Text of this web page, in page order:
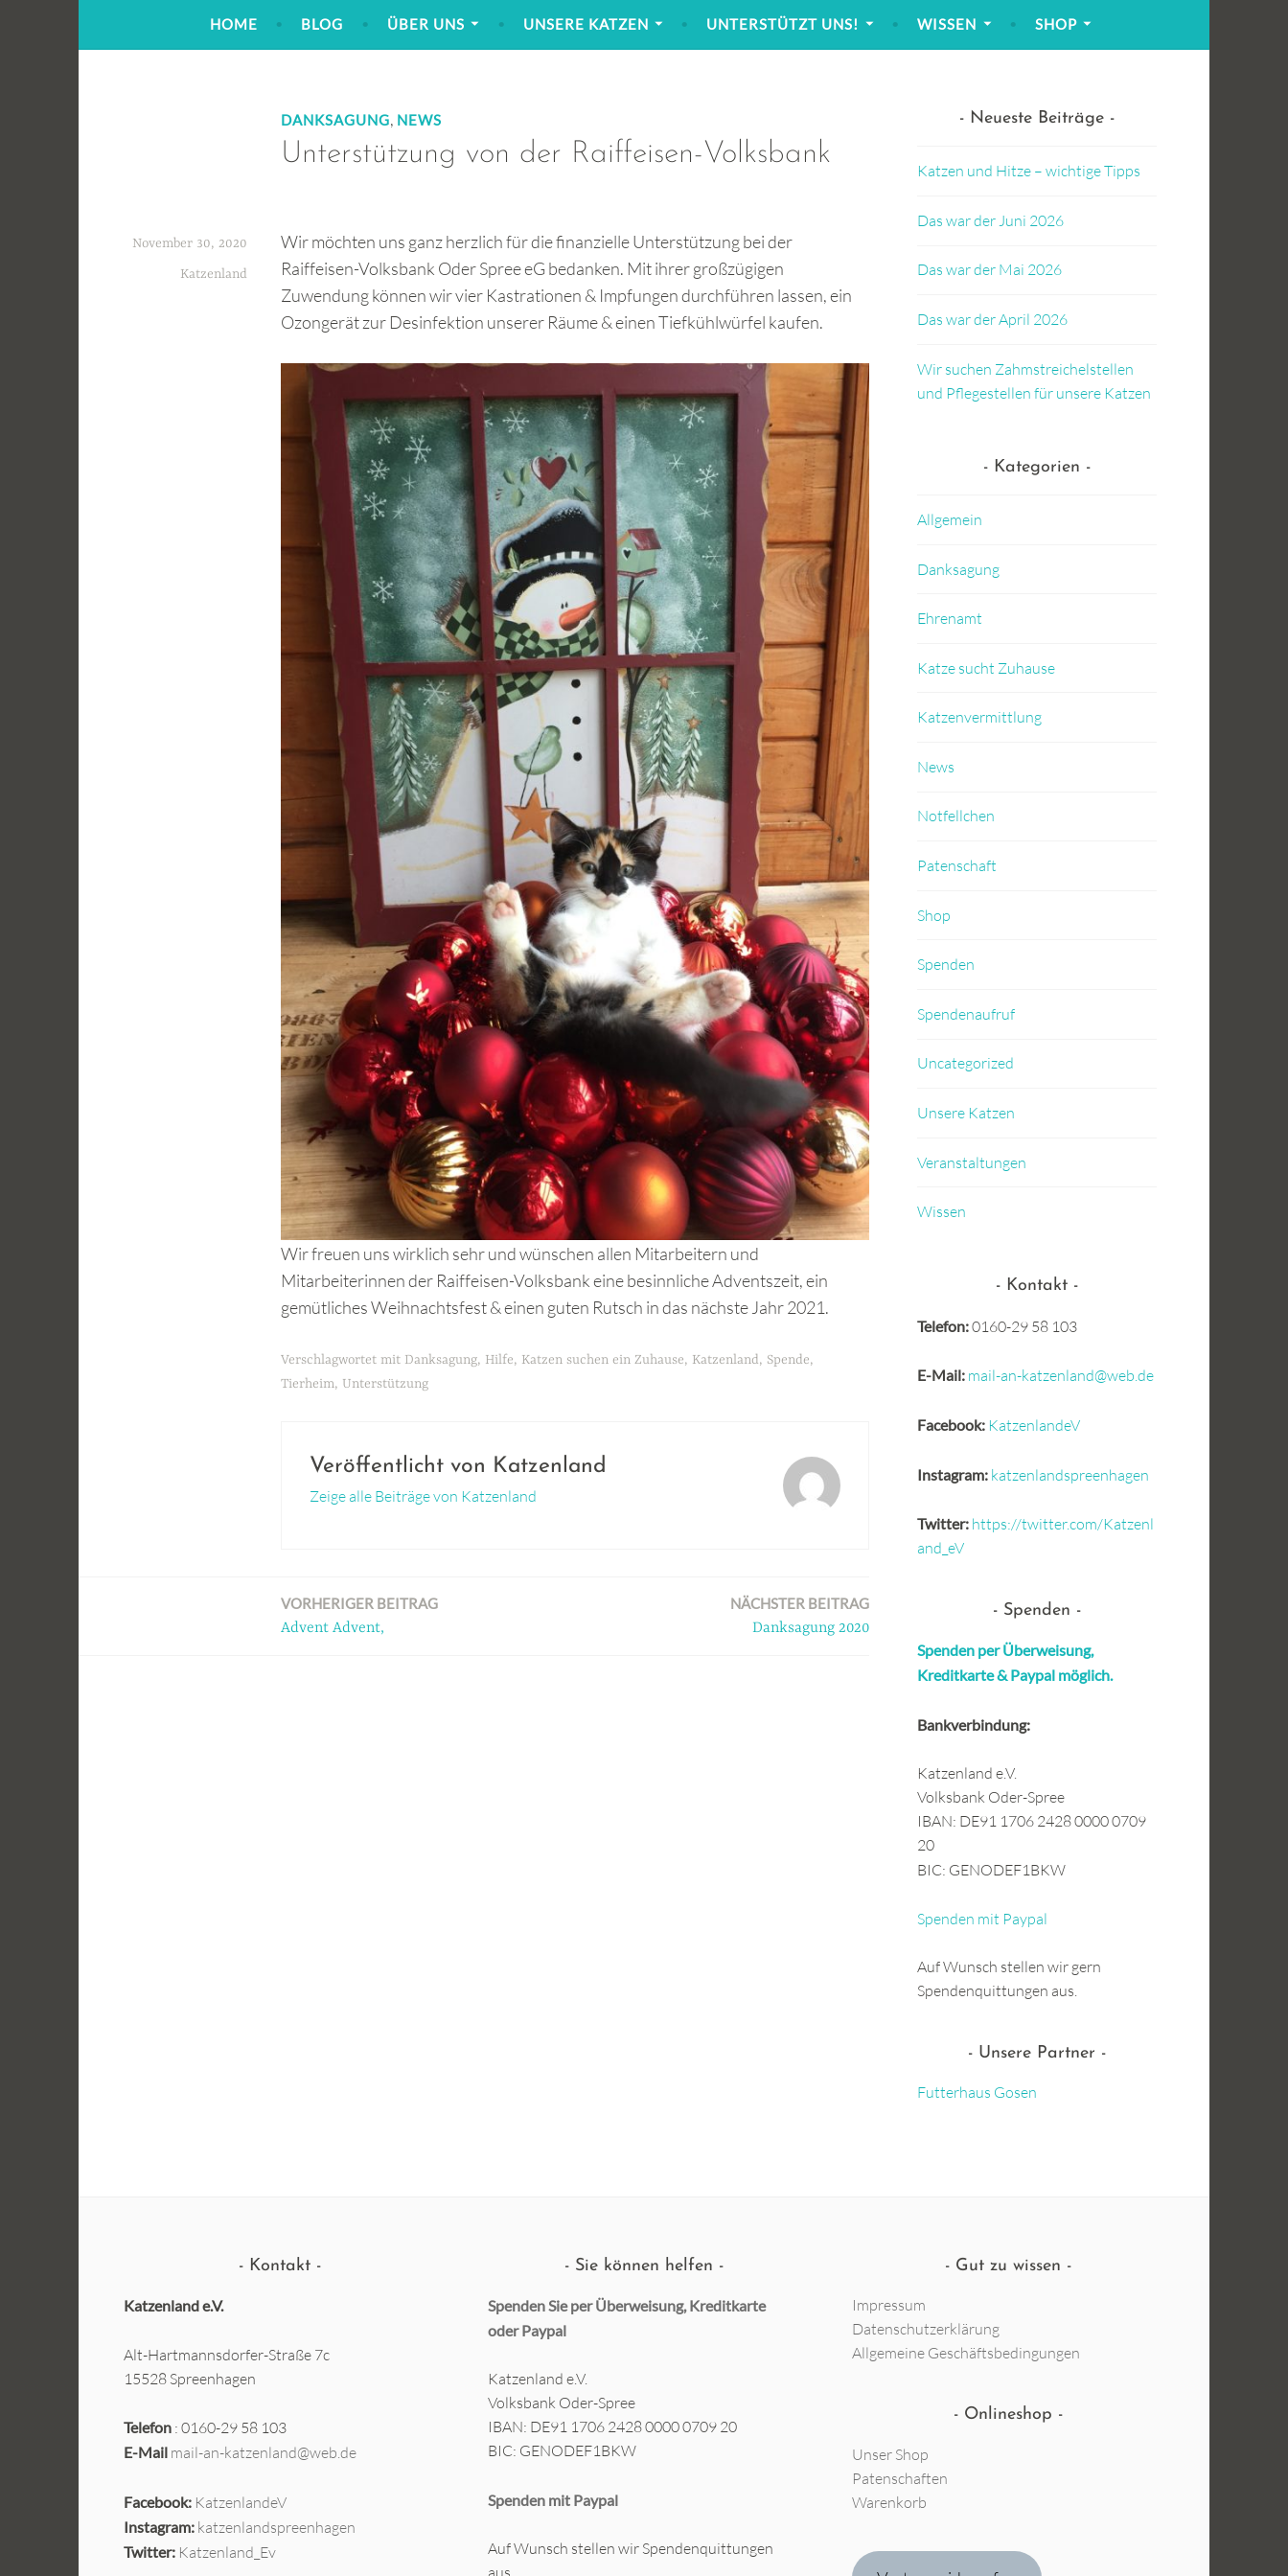
HOME BLOG ÜBER UNS UNSERE KATZEN UNTERSTÜTZT UNS! WISSEN SHOP
DANKSAGUNG, NEWS
Unterstützung von der Raiffeisen-Volksbank
November 30, 2020
Katzenland
Wir möchten uns ganz herzlich für die finanzielle Unterstützung bei der
Raiffeisen-Volksbank Oder Spree eG bedanken. Mit ihrer großzügigen
Zuwendung können wir vier Kastrationen & Impfungen durchführen lassen, ein
Ozongerät zur Desinfektion unserer Räume & einen Tiefkühlwürfel kaufen.
Wir freuen uns wirklich sehr und wünschen allen Mitarbeitern und
Mitarbeiterinnen der Raiffeisen-Volksbank eine besinnliche Adventszeit, ein
gemütliches Weihnachtsfest & einen guten Rutsch in das nächste Jahr 2021.
Verschlagwortet mit Danksagung, Hilfe, Katzen suchen ein Zuhause, Katzenland, Spende,
Tierheim, Unterstützung
Veröffentlicht von Katzenland
Zeige alle Beiträge von Katzenland
BeitragsnavigationVORHERIGER BEITRAG
Advent Advent,
NÄCHSTER BEITRAG
Danksagung 2020
Neueste Beiträge
Katzen und Hitze – wichtige Tipps
Das war der Juni 2026
Das war der Mai 2026
Das war der April 2026
Wir suchen Zahmstreichelstellen
und Pflegestellen für unsere Katzen
Kategorien
Allgemein
Danksagung
Ehrenamt
Katze sucht Zuhause
Katzenvermittlung
News
Notfellchen
Patenschaft
Shop
Spenden
Spendenaufruf
Uncategorized
Unsere Katzen
Veranstaltungen
Wissen
Kontakt
Telefon:0160-29 58 103
E-Mail: mail-an-katzenland@web.de
Facebook: KatzenlandeV
Instagram: katzenlandspreenhagen
Twitter: https://twitter.com/Katzenl
and_eV
Spenden
Spenden per Überweisung,
Kreditkarte & Paypal möglich.
Bankverbindung:
Katzenland e.V.
Volksbank Oder-Spree
IBAN: DE91 1706 2428 0000 0709
20
BIC: GENODEF1BKW
Spenden mit Paypal
Auf Wunsch stellen wir gern
Spendenquittungen aus.
Unsere Partner
Futterhaus Gosen
Kontakt
Katzenland e.V.
Alt-Hartmannsdorfer-Straße 7c
15528 Spreenhagen
Telefon : 0160-29 58 103
E-Mail mail-an-katzenland@web.de
Facebook: KatzenlandeV
Instagram: katzenlandspreenhagen
Twitter: Katzenland_Ev
Sie können helfen
Spenden Sie per Überweisung, Kreditkarte
oderPaypal
Katzenland e.V.
Volksbank Oder-Spree
IBAN: DE91 1706 2428 0000 0709 20
BIC: GENODEF1BKW
Spenden mit Paypal
Auf Wunsch stellen wir Spendenquittungen
Gut zu wissen
Impressum
Datenschutzerklärung
Allgemeine Geschäftsbedingungen
Onlineshop
Unser Shop
Patenschaften
Warenkorb